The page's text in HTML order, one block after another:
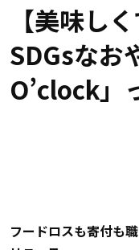
【美味し
SDGsなお
O’clock」
フードロスも寄付も